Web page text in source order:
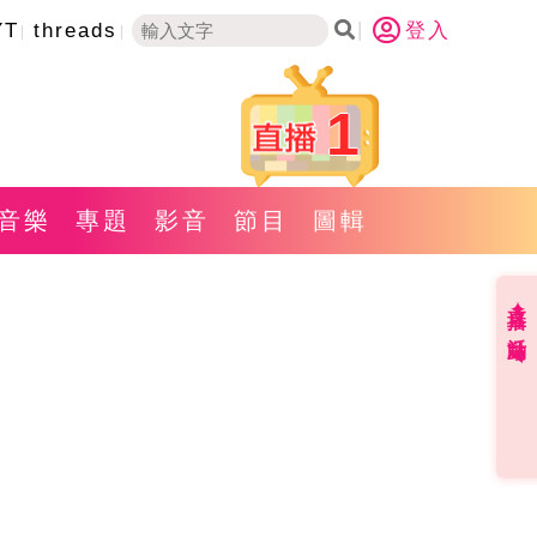
threads 登入
1
樂 專題 影音 節目 圖輯
直播✦活動